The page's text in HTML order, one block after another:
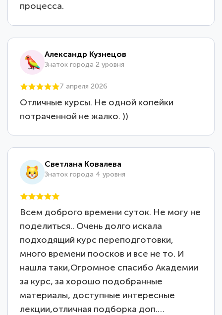
процесса.
Александр Кузнецов
Знаток города 2 уровня
7 апреля 2026
Отличные курсы. Не одной копейки
потраченной не жалко. ))
Светлана Ковалева
Знаток города 4 уровня
Всем доброго времени суток. Не могу не
поделиться.. Очень долго искала
подходящий курс переподготовки,
много времени поосков и все не то. И
нашла таки,Огромное спасибо Академии
за курс, за хорошо подобранные
материалы, доступные интересные
лекции,отличная подборка доп.…